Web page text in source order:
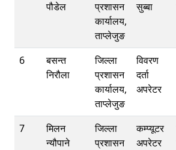
पौडेल
प्रशासन
कार्यालय,
ताप्लेजुङ
सुब्बा
6
बसन्त
निरौला
जिल्ला
प्रशासन
कार्यालय,
ताप्लेजुङ
विवरण
दर्ता
अपरेटर
7
मिलन
न्यौपाने
जिल्ला
प्रशासन
कम्प्यूटर
अपरेटर